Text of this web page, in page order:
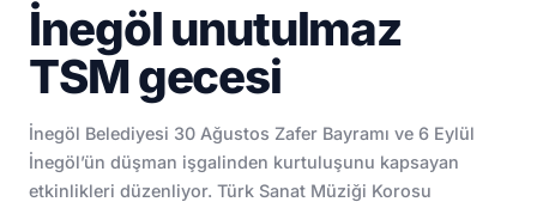
İnegöl unutulmaz
TSM gecesi
İnegöl Belediyesi 30 Ağustos Zafer Bayramı ve 6 Eylül
İnegöl’ün düşman işgalinden kurtuluşunu kapsayan
etkinlikleri düzenliyor. Türk Sanat Müziği Korosu